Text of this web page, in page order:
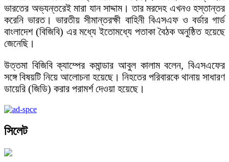
ভারতের অভ্যন্তরেই মারা যান সাদ্দাম। তার মরদেহ এখনও হস্তান্তর
করেনি ভারত। ভারতীয় সীমান্তরক্ষী বাহিনী বিএসএফ ও বর্ডার গার্ড
বাংলাদেশ (বিজিবি) এর মধ্যে ইতোমধ্যে পতাকা বৈঠক অনুষ্ঠিত হয়েছে
জেনেছি।
উত্তমা বিজিবি ক্যাম্পের কমান্ডার আবুল কালাম বলেন, বিএসএফের
সঙ্গে বিষয়টি নিয়ে আলোচনা হয়েছে। নিহতের পরিবারকে থানায় সাধারণ
ডায়েরি (জিডি) করার পরামর্শ দেওয়া হয়েছে।
সিলেট